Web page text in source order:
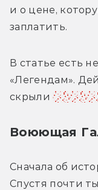
и о цене,
заплатить.
В статье есть
«Легендам».
скрыли вот
Воюющая
Сначала об
Спустя почти